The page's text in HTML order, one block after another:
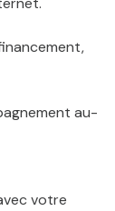
au-
votre